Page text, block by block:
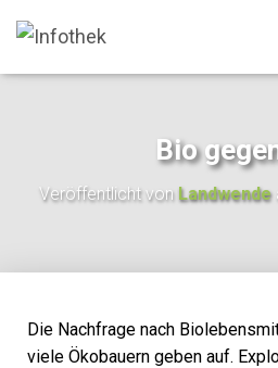
Bio
Veröffentlicht von Landwende
Die Nachfrage nach
viele Ökobauern geben auf.